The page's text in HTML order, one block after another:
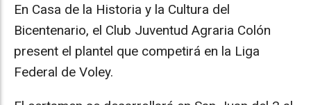
En Casa de la Historia y la Cultura del
Bicentenario, el Club Juventud Agraria Colón
present el plantel que competirá en la Liga
Federal de Voley.